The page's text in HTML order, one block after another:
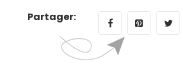
Partager: